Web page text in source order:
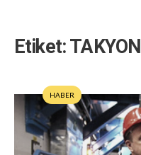
Etiket:TAKYON
HABER